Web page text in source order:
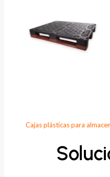
Cajas plásticas para